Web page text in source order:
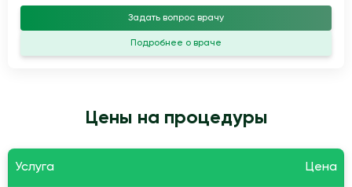
Задать вопрос врачу
Подробнее о враче
Цены на процедуры
Услуга Цена